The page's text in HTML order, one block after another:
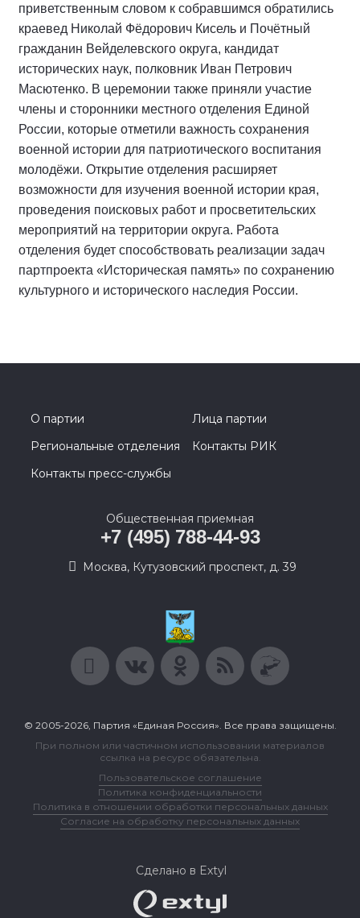
приветственным словом к собравшимся обратились
краевед Николай Фёдорович Кисель и Почётный
гражданин Вейделевского округа, кандидат
исторических наук, полковник Иван Петрович
Масютенко. В церемонии также приняли участие
члены и сторонники местного отделения Единой
России, которые отметили важность сохранения
военной истории для патриотического воспитания
молодёжи. Открытие отделения расширяет
возможности для изучения военной истории края,
проведения поисковых работ и просветительских
мероприятий на территории округа. Работа
отделения будет способствовать реализации задач
партпроекта «Историческая память» по сохранению
культурного и исторического наследия России.
О партии
Лица партии
Региональные отделения
Контакты РИК
Контакты пресс-службы
Общественная приемная
+7 (495) 788-44-93
Москва, Кутузовский проспект, д. 39
© 2005-2026, Партия «Единая Россия». Все права защищены.
При полном или частичном использовании материалов
ссылка на ресурс обязательна.
Пользовательское соглашение
Политика конфиденциальности
Политика в отношении обработки персональных данных
Согласие на обработку персональных данных
Сделано в Extyl